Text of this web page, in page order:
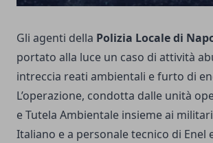
Gli agenti della Polizia Locale di
portato alla luce un caso di attività
intreccia reati ambientali e furto di
L’operazione, condotta dalle unità
e Tutela Ambientale insieme ai
Italiano e a personale tecnico di Enel